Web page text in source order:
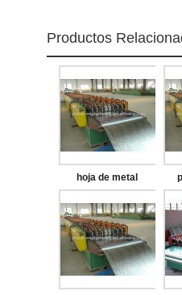
Productos
hoja de metal
corrugado de la
máquina